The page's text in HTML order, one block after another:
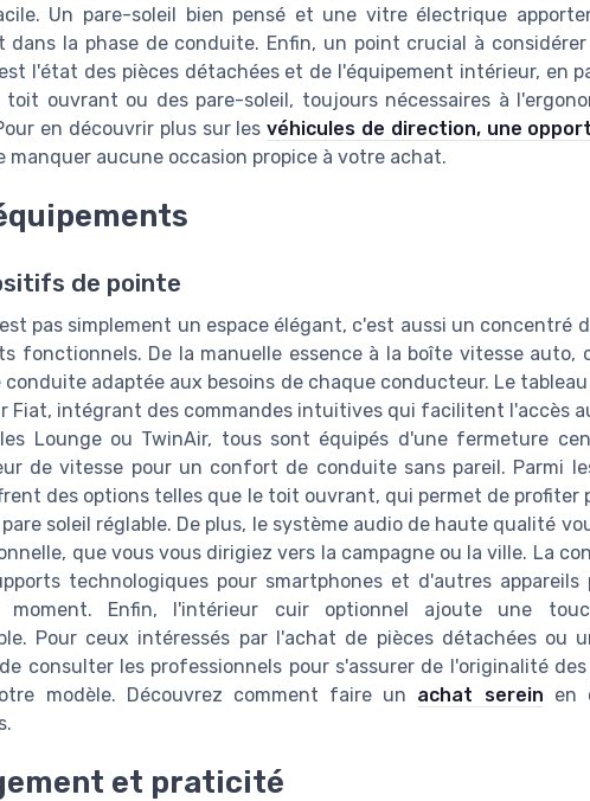
Un pare-soleil bien pensé et une vitre électrique
dans la phase de conduite. Enfin, un point crucial à
l'état des pièces détachées et de l'équipement intérieur, en
ouvrant ou des pare-soleil, toujours nécessaires à
en découvrir plus sur lesvéhicules de direction, une
manquer aucune occasion propice à votre achat.
de pointe
pas simplement un espace élégant, c'est aussi un concentré
fonctionnels. De la manuelle essence à la boîte vitesse auto,
conduite adaptée aux besoins de chaque conducteur. Le
Fiat, intégrant des commandes intuitives qui facilitent l'accès
Lounge ou TwinAir, tous sont équipés d'une fermeture
de vitesse pour un confort de conduite sans pareil. Parmi
des options telles que le toit ouvrant, qui permet de profiter
soleil réglable. De plus, le système audio de haute qualité
que vous vous dirigiez vers la campagne ou la ville. La
technologiques pour smartphones et d'autres
Enfin, l'intérieur cuir optionnel ajoute une
Pour ceux intéressés par l'achat de pièces détachées ou
consulter les professionnels pour s'assurer de l'originalité
modèle. Découvrez comment faire un achat serein en
et praticité